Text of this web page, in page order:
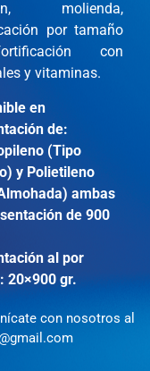
molienda,
por tamaño
con
y vitaminas.
en
de:
(Tipo
y Polietileno
ambas
de 900
al por
20×900 gr.
con nosotros al